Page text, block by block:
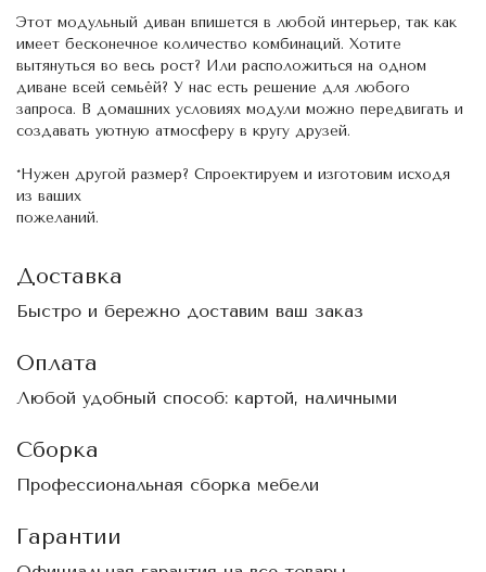
Этот модульный диван впишется в любой интерьер, так как
имеет бесконечное количество комбинаций. Хотите
вытянуться во весь рост? Или расположиться на одном
диване всей семьёй? У нас есть решение для любого
запроса. В домашних условиях модули можно передвигать и
создавать уютную атмосферу в кругу друзей.
*Нужен другой размер? Спроектируем и изготовим исходя
из ваших
пожеланий.
Доставка
Быстро и бережно доставим ваш заказ
Оплата
Любой удобный способ: картой, наличными
Сборка
Профессиональная сборка мебели
Гарантии